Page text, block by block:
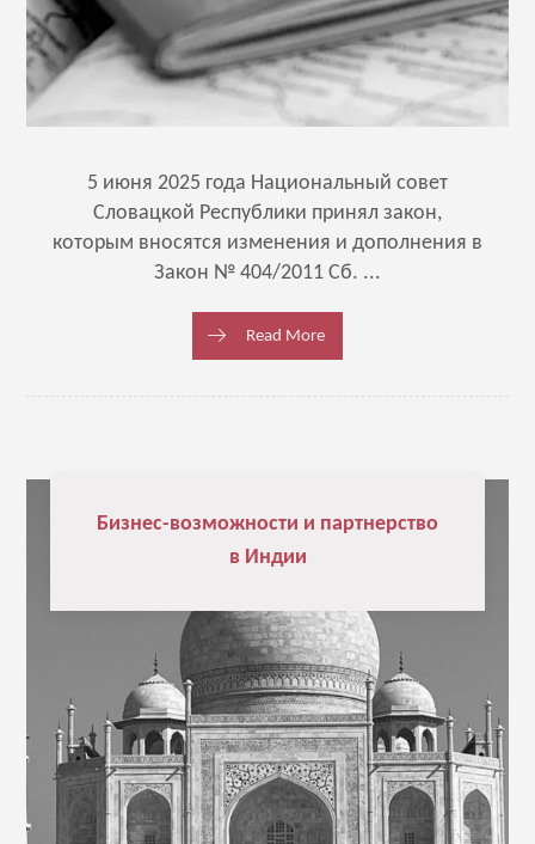
5 июня 2025 года Национальный совет
Словацкой Республики принял закон,
которым вносятся изменения и дополнения в
Закон № 404/2011 Сб. ...
Read More
Бизнес-возможности и партнерство
в Индии